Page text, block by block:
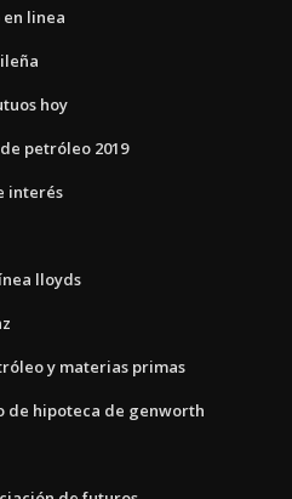
linea
hoy
petróleo 2019
interés
lloyds
y materias primas
de hipoteca de genworth